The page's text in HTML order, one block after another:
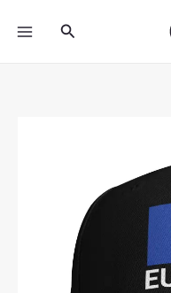
Search